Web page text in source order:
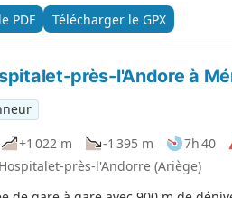
PDF Télécharger le GPX
près-l'Andore à
+1 022 m -1 395 m 7h 40
près-l'Andorre (Ariège)